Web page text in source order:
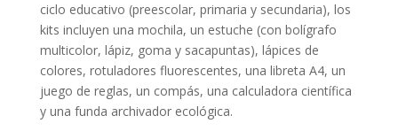
ciclo educativo (preescolar, primaria y secundaria), los
kits incluyen una mochila, un estuche (con bolígrafo
multicolor, lápiz, goma y sacapuntas), lápices de
colores, rotuladores fluorescentes, una libreta A4, un
juego de reglas, un compás, una calculadora científica
y una funda archivador ecológica.